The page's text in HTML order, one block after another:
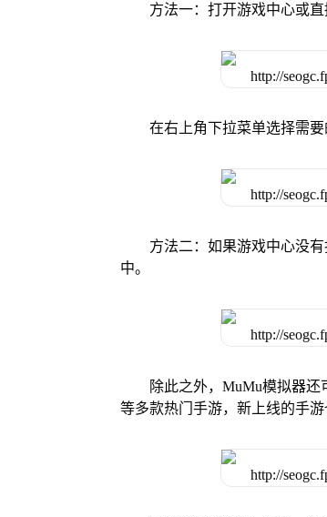
方法一：打开游戏中心或
在右上角下拉菜单选择需要
方法二：如果游戏中心没
中。
除此之外，MuMu模拟器还
等多款热门手游，新上线的手游